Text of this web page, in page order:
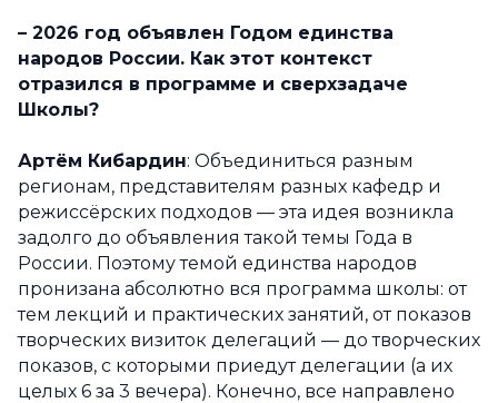
– 2026 год объявлен Годом единства
народов России. Как этот контекст
отразился в программе и сверхзадаче
Школы?
Артём Кибардин: Объединиться разным
регионам, представителям разных кафедр и
режиссёрских подходов — эта идея возникла
задолго до объявления такой темы Года в
России. Поэтому темой единства народов
пронизана абсолютно вся программа школы: от
тем лекций и практических занятий, от показов
творческих визиток делегаций — до творческих
показов, с которыми приедут делегации (а их
целых 6 за 3 вечера). Конечно, все направлено